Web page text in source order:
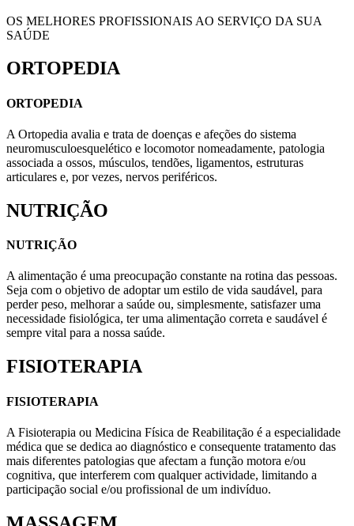
OS MELHORES PROFISSIONAIS AO SERVIÇO DA SUA
SAÚDE
ORTOPEDIA
ORTOPEDIA
A Ortopedia avalia e trata de doenças e afeções do sistema
neuromusculoesquelético e locomotor nomeadamente, patologia
associada a ossos, músculos, tendões, ligamentos, estruturas
articulares e, por vezes, nervos periféricos.
NUTRIÇÃO
NUTRIÇÃO
A alimentação é uma preocupação constante na rotina das pessoas.
Seja com o objetivo de adoptar um estilo de vida saudável, para
perder peso, melhorar a saúde ou, simplesmente, satisfazer uma
necessidade fisiológica, ter uma alimentação correta e saudável é
sempre vital para a nossa saúde.
FISIOTERAPIA
FISIOTERAPIA
A Fisioterapia ou Medicina Física de Reabilitação é a especialidade
médica que se dedica ao diagnóstico e consequente tratamento das
mais diferentes patologias que afectam a função motora e/ou
cognitiva, que interferem com qualquer actividade, limitando a
participação social e/ou profissional de um indivíduo.